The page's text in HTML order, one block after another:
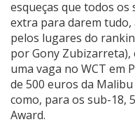
esqueças que todos
extra para darem
pelos lugares do
por Gony Zubizarreta),
uma vaga no WCT em
de 500 euros da
como, para os sub-18,
Award.